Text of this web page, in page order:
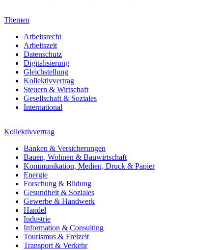
Themen
Arbeitsrecht
Arbeitszeit
Datenschutz
Digitalisierung
Gleichstellung
Kollektivvertrag
Steuern & Wirtschaft
Gesellschaft & Soziales
International
Kollektivvertrag
Banken & Versicherungen
Bauen, Wohnen & Bauwirtschaft
Kommunikation, Medien, Druck & Papier
Energie
Forschung & Bildung
Gesundheit & Soziales
Gewerbe & Handwerk
Handel
Industrie
Information & Consulting
Tourismus & Freizeit
Transport & Verkehr